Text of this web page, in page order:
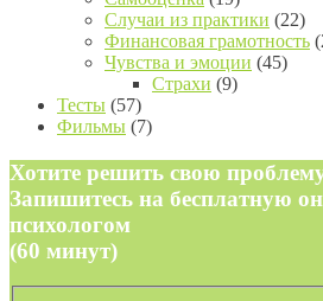
Случаи из практики (22)
Финансовая грамотность
Чувства и эмоции (45)
Страхи (9)
Тесты (57)
Фильмы (7)
Хотите решить свою
Запишитесь на бесплатную
психологом
(60 минут)